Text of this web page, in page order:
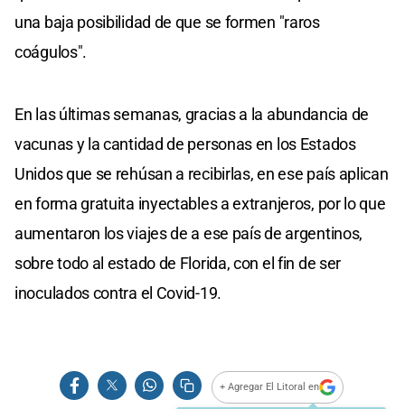
una baja posibilidad de que se formen "raros
coágulos".
En las últimas semanas, gracias a la abundancia de
vacunas y la cantidad de personas en los Estados
Unidos que se rehúsan a recibirlas, en ese país aplican
en forma gratuita inyectables a extranjeros, por lo que
aumentaron los viajes de a ese país de argentinos,
sobre todo al estado de Florida, con el fin de ser
inoculados contra el Covid-19.
+ Agregar El Litoral en